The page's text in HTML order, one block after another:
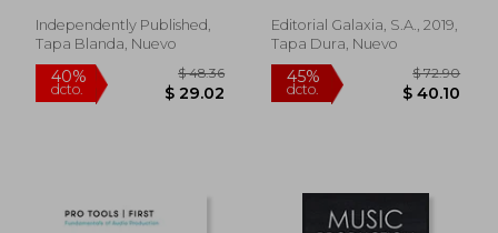
45% $ 81.97 45%
Recording Artist (en
Inglés)
Independently Published,
Tapa Blanda, Nuevo
Editorial Galaxia, S.A., 2019,
Tapa Dura, Nuevo